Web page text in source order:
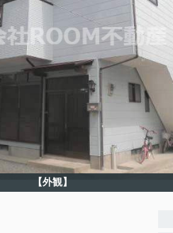
【外観】